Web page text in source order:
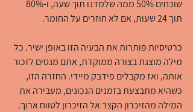
תוך 24 שעות, אם לא חוזרים על החומר.
כרטיסיות פותרות את הבעיה הזו באופן ישיר. כל
מילה מוצגת בצורה ממוקדת, אתם מנסים לזכור
אותה, ואז מקבלים פידבק מיידי. החזרה הזו,
כשהיא מתבצעת בזמנים הנכונים, מעבירה את
המילה מהזיכרון הקצר אל הזיכרון לטווח ארוך.